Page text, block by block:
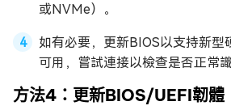
或NVMe）。
如有必要，更新BIOS以支持新型
可用，嘗試連接以檢查是否正常識
方法4：更新BIOS/UEFI韌體